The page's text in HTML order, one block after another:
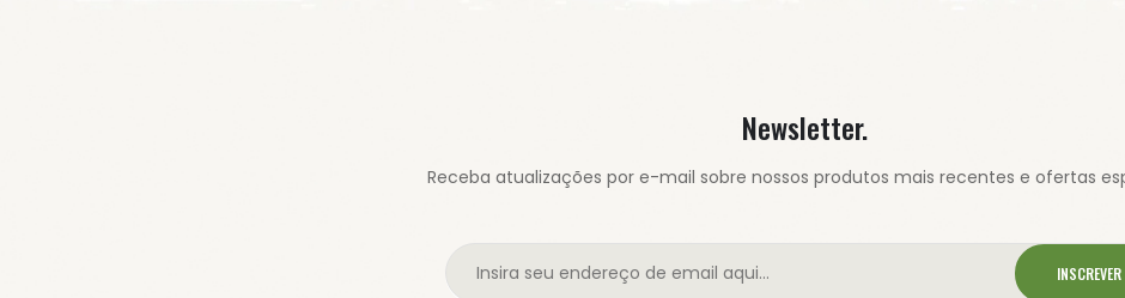
Newsletter.
Receba atualizações por e-mail sobre nossos produtos mais recentes e ofertas
INSCREVER